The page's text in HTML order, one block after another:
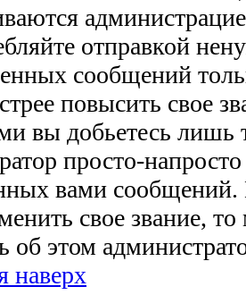
отправкой
сообщений
повысить свое
вы добьетесь лишь
просто-
вами
свое звание,
об этом
наверх